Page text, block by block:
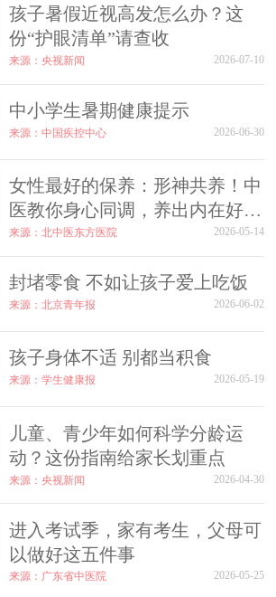
孩子暑假近视高发怎么办？这
份“护眼清单”请查收
来源：央视新闻 2026-07-10
中小学生暑期健康提示
来源：中国疾控中心 2026-06-30
女性最好的保养：形神共养！中
医教你身心同调，养出内在好气
色
来源：北中医东方医院 2026-05-14
封堵零食 不如让孩子爱上吃饭
来源：北京青年报 2026-06-02
孩子身体不适 别都当积食
来源：学生健康报 2026-05-19
儿童、青少年如何科学分龄运
动？这份指南给家长划重点
来源：央视新闻 2026-04-30
进入考试季，家有考生，父母可
以做好这五件事
来源：广东省中医院 2026-05-25